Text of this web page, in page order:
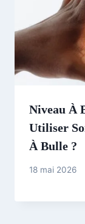
Niveau À
Utiliser
À Bulle ?
18 mai 2026